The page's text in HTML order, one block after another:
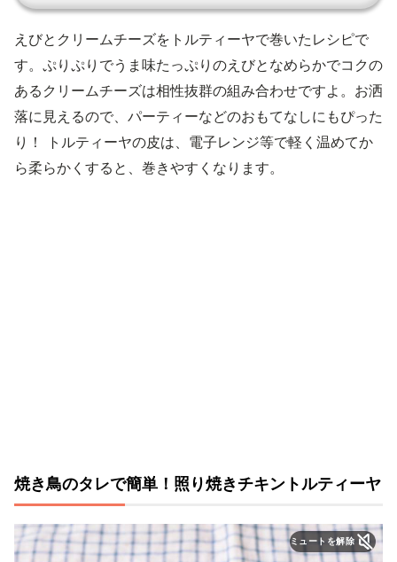
えびとクリームチーズをトルティーヤで巻いたレシピで
す。ぷりぷりでうま味たっぷりのえびとなめらかでコクの
あるクリームチーズは相性抜群の組み合わせですよ。お洒
落に見えるので、パーティーなどのおもてなしにもぴった
り！ トルティーヤの皮は、電子レンジ等で軽く温めてか
ら柔らかくすると、巻きやすくなります。
焼き鳥のタレで簡単！照り焼きチキントルティーヤ
ミュートを解除